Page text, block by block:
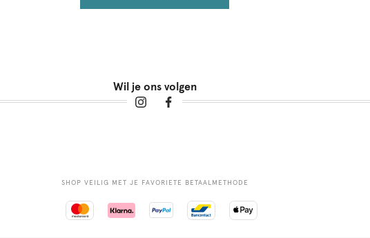
Wil je ons volgen
SHOP VEILIG MET JE FAVORIETE BETAALMETHODE